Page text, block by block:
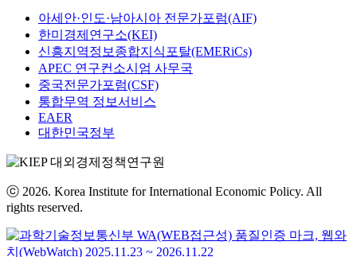
아세안·인도·남아시아 전문가포럼(AIF)
한미경제연구소(KEI)
신흥지역정보종합지식포탈(EMERiCs)
APEC 연구컨소시엄 사무국
중국전문가포럼(CSF)
통합무역 정보서비스
EAER
대한민국정부
ⓒ 2026. Korea Institute for International Economic Policy. All
rights reserved.